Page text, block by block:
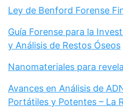
Ley de Benford Forense
Guía Forense para la
y Análisis de Restos Óseos
Nanomateriales para
Avances en Análisis de
Portátiles y Potentes – La